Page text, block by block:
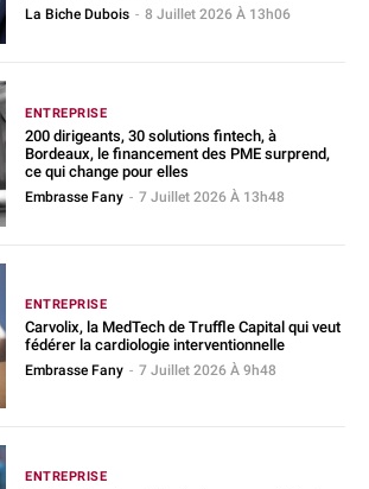
La Biche Dubois - 8 Juillet 2026 À 13h06
ENTREPRISE
200 dirigeants, 30 solutions fintech, à
Bordeaux, le financement des PME surprend,
ce qui change pour elles
Embrasse Fany - 7 Juillet 2026 À 13h48
ENTREPRISE
Carvolix, la MedTech de Truffle Capital qui veut
fédérer la cardiologie interventionnelle
Embrasse Fany - 7 Juillet 2026 À 9h48
ENTREPRISE